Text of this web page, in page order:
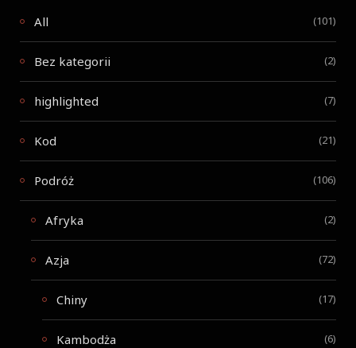
All (101)
Bez kategorii (2)
highlighted (7)
Kod (21)
Podróż (106)
Afryka (2)
Azja (72)
Chiny (17)
Kambodża (6)